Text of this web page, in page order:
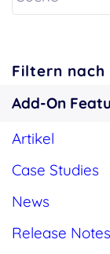
Filtern nach
Add-On
Artikel
Case Studies
News
Release Notes